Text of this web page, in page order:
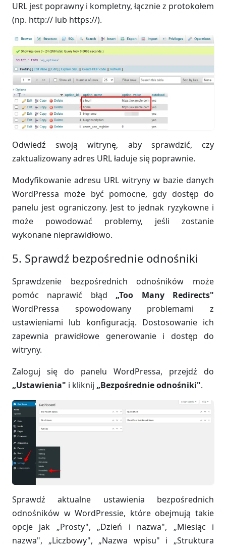
URL jest poprawny i kompletny, łącznie z protokołem
(np. http:// lub https://).
Odwiedź swoją witrynę, aby sprawdzić, czy
zaktualizowany adres URL ładuje się poprawnie.
Modyfikowanie adresu URL witryny w bazie danych
WordPressa może być pomocne, gdy dostęp do
panelu jest ograniczony. Jest to jednak ryzykowne i
może powodować problemy, jeśli zostanie
wykonane nieprawidłowo.
5. Sprawdź bezpośrednie odnośniki
Sprawdzenie bezpośrednich odnośników może
pomóc naprawić błąd „Too Many Redirects"
WordPressa spowodowany problemami z
ustawieniami lub konfiguracją. Dostosowanie ich
zapewnia prawidłowe generowanie i dostęp do
witryny.
Zaloguj się do panelu WordPressa, przejdź do
„Ustawienia" i kliknij „Bezpośrednie odnośniki".
Sprawdź aktualne ustawienia bezpośrednich
odnośników w WordPressie, które obejmują takie
opcje jak „Prosty", „Dzień i nazwa", „Miesiąc i
nazwa", „Liczbowy", „Nazwa wpisu" i „Struktura